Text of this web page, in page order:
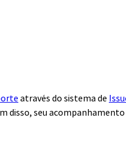
através do sistema de
disso, seu